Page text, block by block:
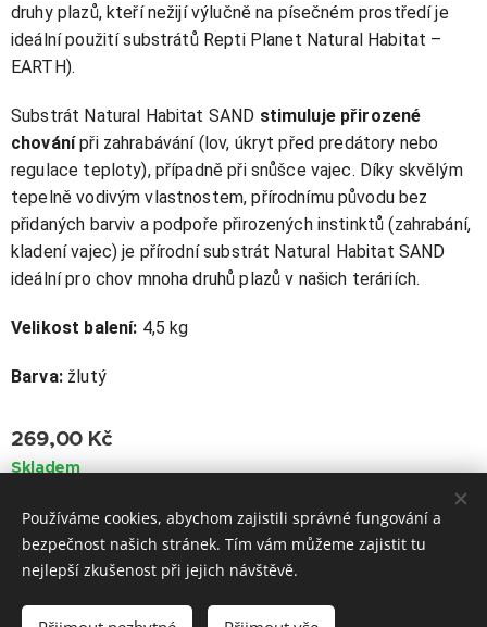
druhy plazů, kteří nežijí výlučně na písečném prostředí je
ideální použití substrátů Repti Planet Natural Habitat –
EARTH).
Substrát Natural Habitat SAND stimuluje přirozené
chovánípři zahrabávání (lov, úkryt před predátory nebo
regulace teploty), případně při snůšce vajec. Díky skvělým
tepelně vodivým vlastnostem, přírodnímu původu bez
přidaných barviv a podpoře přirozených instinktů (zahrabání,
kladení vajec) je přírodní substrát Natural Habitat SAND
ideální pro chov mnoha druhů plazů v našich teráriích.
Velikost balení: 4,5 kg
Barva:žlutý
269,00 Kč
Skladem
Používáme cookies, abychom zajistili správné fungování a
bezpečnost našich stránek. Tím vám můžeme zajistit tu
nejlepší zkušenost při jejich návštěvě.